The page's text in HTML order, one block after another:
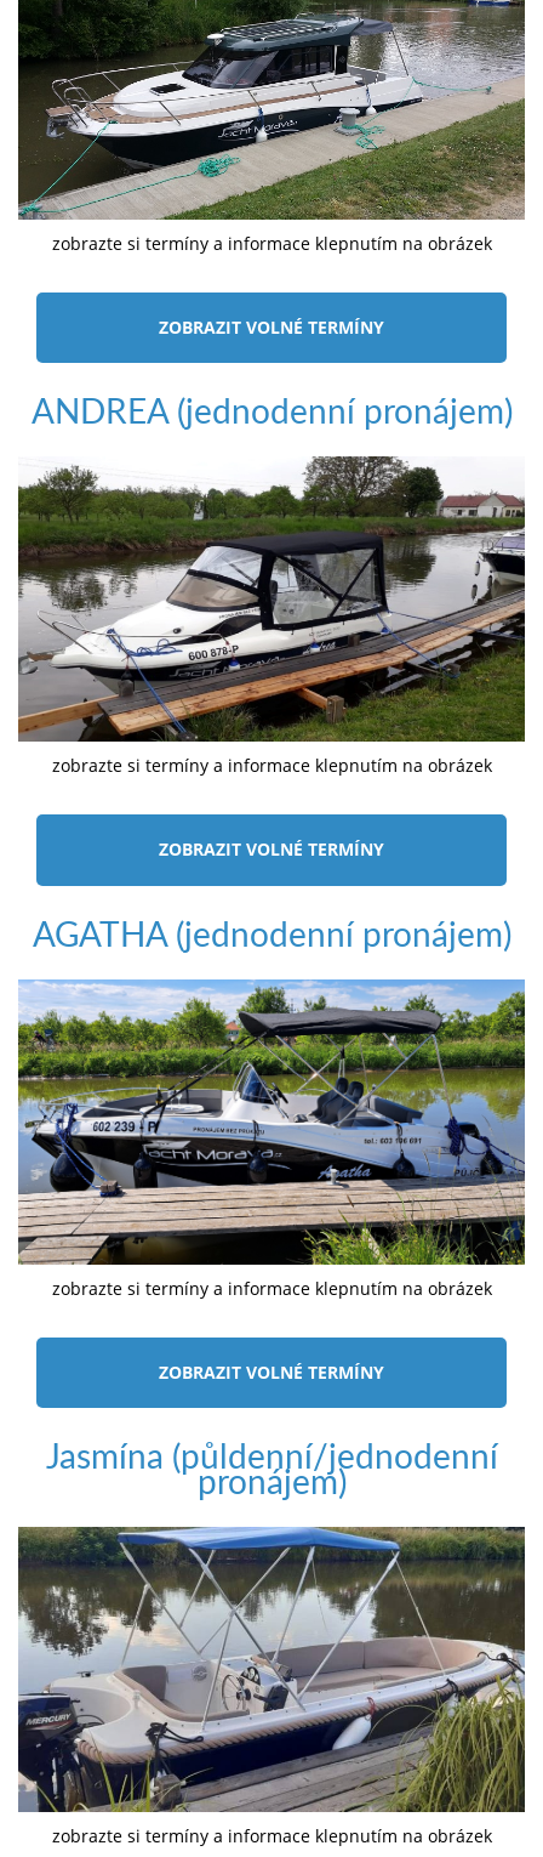
zobrazte si termíny a informace klepnutím na obrázek
ZOBRAZIT VOLNÉ TERMÍNY
ANDREA (jednodenní pronájem)
zobrazte si termíny a informace klepnutím na obrázek
ZOBRAZIT VOLNÉ TERMÍNY
AGATHA (jednodenní pronájem)
zobrazte si termíny a informace klepnutím na obrázek
ZOBRAZIT VOLNÉ TERMÍNY
Jasmína (půldenní/jednodenní
pronájem)
zobrazte si termíny a informace klepnutím na obrázek